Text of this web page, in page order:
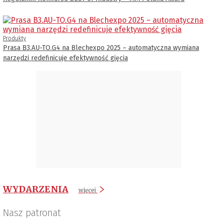
Produkty
Prasa B3.AU-TO.G4 na Blechexpo 2025 – automatyczna wymiana
narzędzi redefinicuje efektywność gięcia
WYDARZENIA więcej
Nasz patronat